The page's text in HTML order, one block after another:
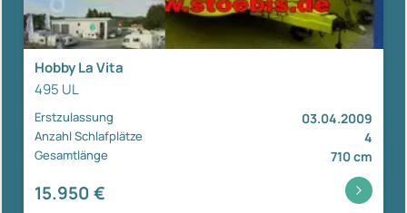
Hobby La Vita
495 UL
Erstzulassung 03.04.2009
Anzahl Schlafplätze 4
Gesamtlänge 710 cm
15.950 €